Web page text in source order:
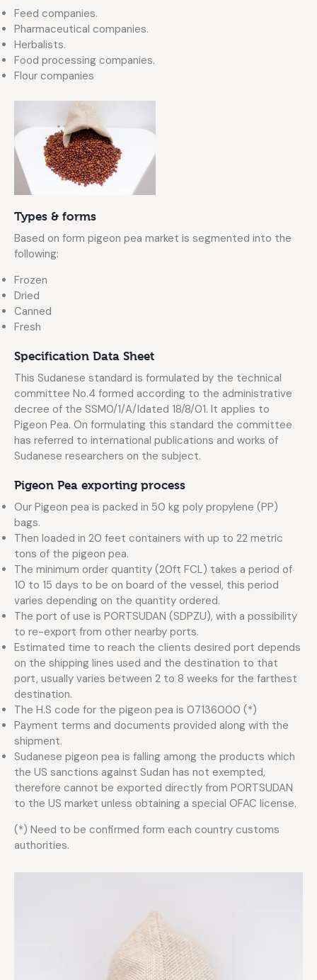
Feed companies.
Pharmaceutical companies.
Herbalists.
Food processing companies.
Flour companies
Types & forms
Based on form pigeon pea market is segmented into the
following:
Frozen
Dried
Canned
Fresh
Specification Data Sheet
This Sudanese standard is formulated by the technical
committee No.4 formed according to the administrative
decree of the SSM0/1/A/Idated 18/8/01. It applies to
Pigeon Pea. On formulating this standard the committee
has referred to international publications and works of
Sudanese researchers on the subject.
Pigeon Pea exporting process
Our Pigeon pea is packed in 50 kg poly propylene (PP)
bags.
Then loaded in 20 feet containers with up to 22 metric
tons of the pigeon pea.
The minimum order quantity (20ft FCL) takes a period of
10 to 15 days to be on board of the vessel, this period
varies depending on the quantity ordered.
The port of use is PORTSUDAN (SDPZU), with a possibility
to re-export from other nearby ports.
Estimated time to reach the clients desired port depends
on the shipping lines used and the destination to that
port, usually varies between 2 to 8 weeks for the farthest
destination.
The H.S code for the pigeon pea is 07136000 (*)
Payment terms and documents provided along with the
shipment.
Sudanese pigeon pea is falling among the products which
the US sanctions against Sudan has not exempted,
therefore cannot be exported directly from PORTSUDAN
to the US market unless obtaining a special OFAC license.
(*) Need to be confirmed form each country customs
authorities.